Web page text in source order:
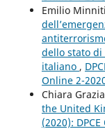
Emilio
dello stato di
italiano ,
Online 2-
Chiara
the United
(2020):